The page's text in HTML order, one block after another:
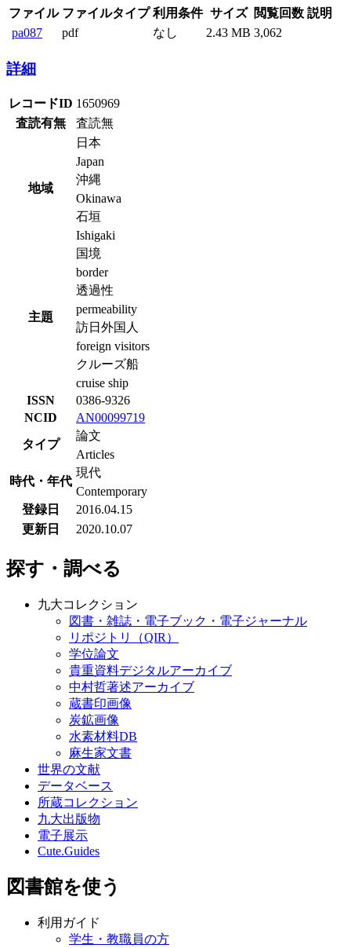
ファイル ファイルタイプ 利用条件 サイズ 閲覧回数 説明
pa087
pdf なし 2.43 MB 3,062
詳細
レコードID 1650969
査読有無
査読無
地域
日本
Japan
沖縄
Okinawa
石垣
Ishigaki
主題
国境
border
透過性
permeability
訪日外国人
foreign visitors
クルーズ船
cruise ship
ISSN
0386-9326
NCID
AN00099719
タイプ
論文
Articles
時代・年代
現代
Contemporary
登録日
2016.04.15
更新日
2020.10.07
探す・調べる
九大コレクション
図書・雑誌・電子ブック・電子ジャーナル
リポジトリ（QIR）
学位論文
貴重資料デジタルアーカイブ
中村哲著述アーカイブ
蔵書印画像
炭鉱画像
水素材料DB
麻生家文書
世界の文献
データベース
所蔵コレクション
九大出版物
電子展示
Cute.Guides
図書館を使う
利用ガイド
学生・教職員の方